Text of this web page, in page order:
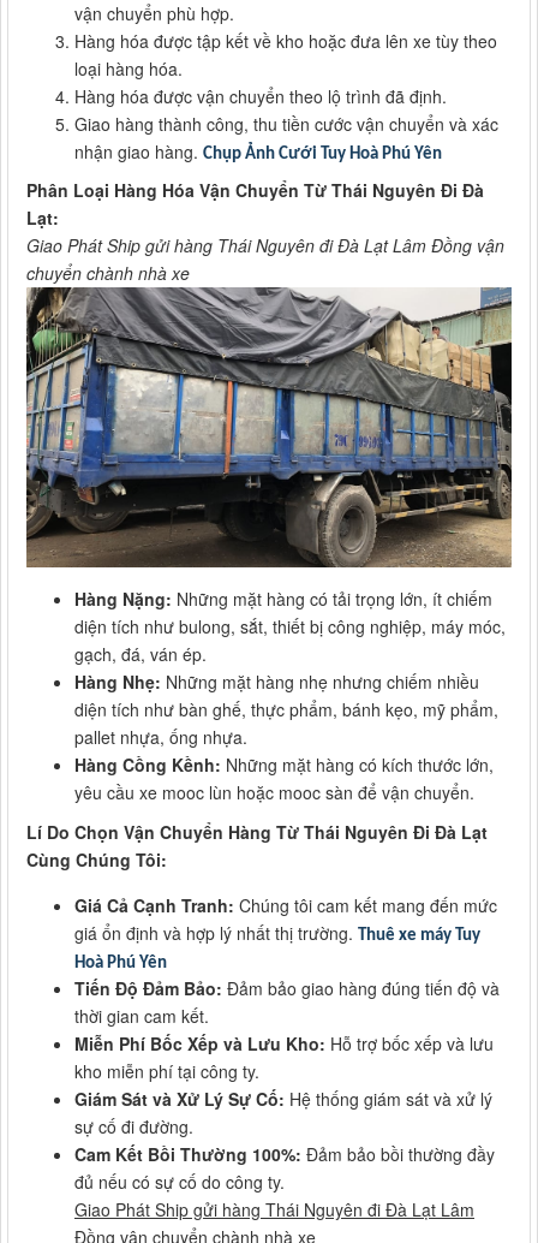
vận chuyển phù hợp.
Hàng hóa được tập kết về kho hoặc đưa lên xe tùy theo
loại hàng hóa.
Hàng hóa được vận chuyển theo lộ trình đã định.
Giao hàng thành công, thu tiền cước vận chuyển và xác
nhận giao hàng. Chụp Ảnh Cưới Tuy Hoà Phú Yên
Phân Loại Hàng Hóa Vận Chuyển Từ Thái Nguyên Đi Đà
Lạt:
Giao Phát Ship gửi hàng Thái Nguyên đi Đà Lạt Lâm Đồng vận
chuyển chành nhà xe
Hàng Nặng: Những mặt hàng có tải trọng lớn, ít chiếm
diện tích như bulong, sắt, thiết bị công nghiệp, máy móc,
gạch, đá, ván ép.
Hàng Nhẹ: Những mặt hàng nhẹ nhưng chiếm nhiều
diện tích như bàn ghế, thực phẩm, bánh kẹo, mỹ phẩm,
pallet nhựa, ống nhựa.
Hàng Cồng Kềnh: Những mặt hàng có kích thước lớn,
yêu cầu xe mooc lùn hoặc mooc sàn để vận chuyển.
Lí Do Chọn Vận Chuyển Hàng Từ Thái Nguyên Đi Đà Lạt
Cùng Chúng Tôi:
Giá Cả Cạnh Tranh: Chúng tôi cam kết mang đến mức
giá ổn định và hợp lý nhất thị trường. Thuê xe máy Tuy
Hoà Phú Yên
Tiến Độ Đảm Bảo: Đảm bảo giao hàng đúng tiến độ và
thời gian cam kết.
Miễn Phí Bốc Xếp và Lưu Kho: Hỗ trợ bốc xếp và lưu
kho miễn phí tại công ty.
Giám Sát và Xử Lý Sự Cố: Hệ thống giám sát và xử lý
sự cố đi đường.
Cam Kết Bồi Thường 100%: Đảm bảo bồi thường đầy
đủ nếu có sự cố do công ty.
Giao Phát Ship gửi hàng Thái Nguyên đi Đà Lạt Lâm
Đồng vận chuyển chành nhà xe